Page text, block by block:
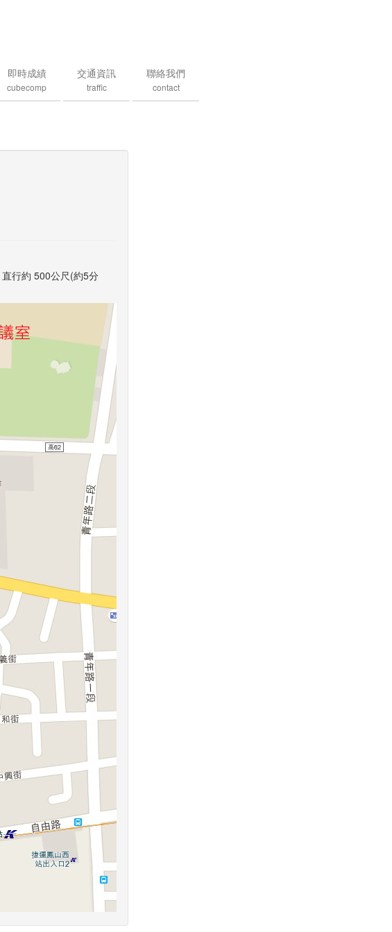
即時成績
cubecomp
交通資訊
traffic
聯絡我們
contact
直行約 500公尺(約5分